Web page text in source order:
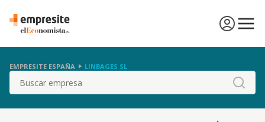
EMPRESITE ESPAÑA LINBAGES SL
Buscar